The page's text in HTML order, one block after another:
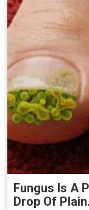
Fungus Is A
Drop Of